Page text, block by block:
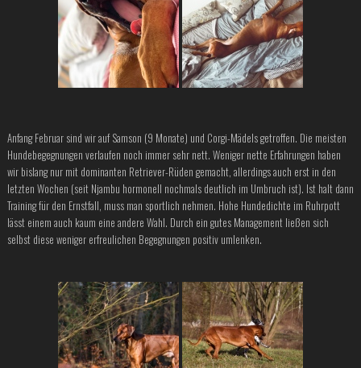
Anfang Februar sind wir auf Samson (9 Monate) und Corgi-Mädels getroffen. Die meisten
Hundebegegnungen verlaufen noch immer sehr nett. Weniger nette Erfahrungen haben
wir bislang nur mit dominanten Retriever-Rüden gemacht, allerdings auch erst in den
letzten Wochen (seit Njambu hormonell nochmals deutlich im Umbruch ist). Ist halt dann
Training für den Ernstfall, muss man sportlich nehmen. Hohe Hundedichte im Ruhrpott
lässt einem auch kaum eine andere Wahl. Durch ein gutes Management ließen sich
selbst diese weniger erfreulichen Begegnungen positiv umlenken.